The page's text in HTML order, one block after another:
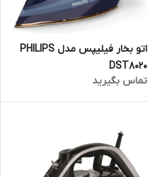
اتو بخار فیلیپس مدل PHILIPS
DST8020
تماس بگیرید